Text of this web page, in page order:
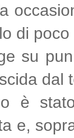
di
su
è
e,